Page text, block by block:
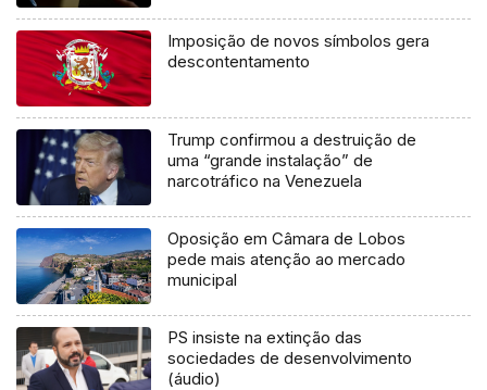
Imposição de novos símbolos gera
descontentamento
Trump confirmou a destruição de
uma “grande instalação” de
narcotráfico na Venezuela
Oposição em Câmara de Lobos
pede mais atenção ao mercado
municipal
PS insiste na extinção das
sociedades de desenvolvimento
(áudio)